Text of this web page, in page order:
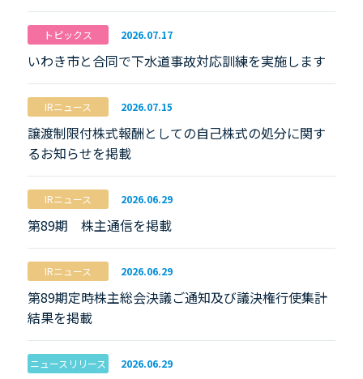
トピックス 2026.07.17
いわき市と合同で下水道事故対応訓練を実施します
IRニュース 2026.07.15
譲渡制限付株式報酬としての自己株式の処分に関す
るお知らせを掲載
IRニュース 2026.06.29
第89期 株主通信を掲載
IRニュース 2026.06.29
第89期定時株主総会決議ご通知及び議決権行使集計
結果を掲載
ニュースリリース 2026.06.29